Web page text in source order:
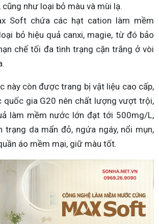
như loại bỏ màu và mùi lạ.
Soft chứa các hạt cation làm mềm
bỏ hiệu quả canxi, magie, từ đó bảo
chế tối đa tình trạng cặn trắng ở vòi
này còn được trang bị vật liệu cao cấp,
quốc gia G20 nên chất lượng vượt trội,
làm mềm nước lớn đạt tới 500mg/L,
trạng da mẩn đỏ, ngứa ngáy, nổi mụn,
áo mềm mại, giữ màu tốt.